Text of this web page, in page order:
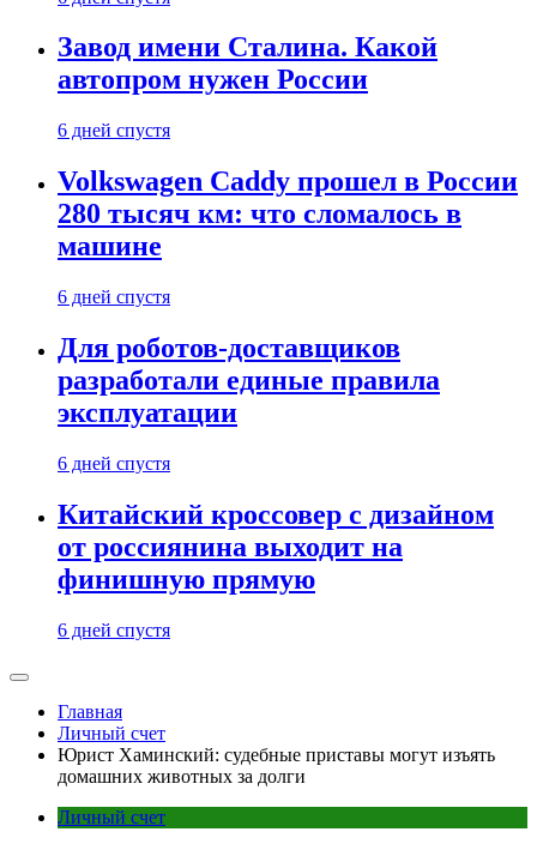
Завод имени Сталина. Какой
автопром нужен России
6 дней спустя
Volkswagen Caddy прошел в России
280 тысяч км: что сломалось в
машине
6 дней спустя
Для роботов-доставщиков
разработали единые правила
эксплуатации
6 дней спустя
Китайский кроссовер с дизайном
от россиянина выходит на
финишную прямую
6 дней спустя
Главная
Личный счет
Юрист Хаминский: судебные приставы могут изъять
домашних животных за долги
Личный счет